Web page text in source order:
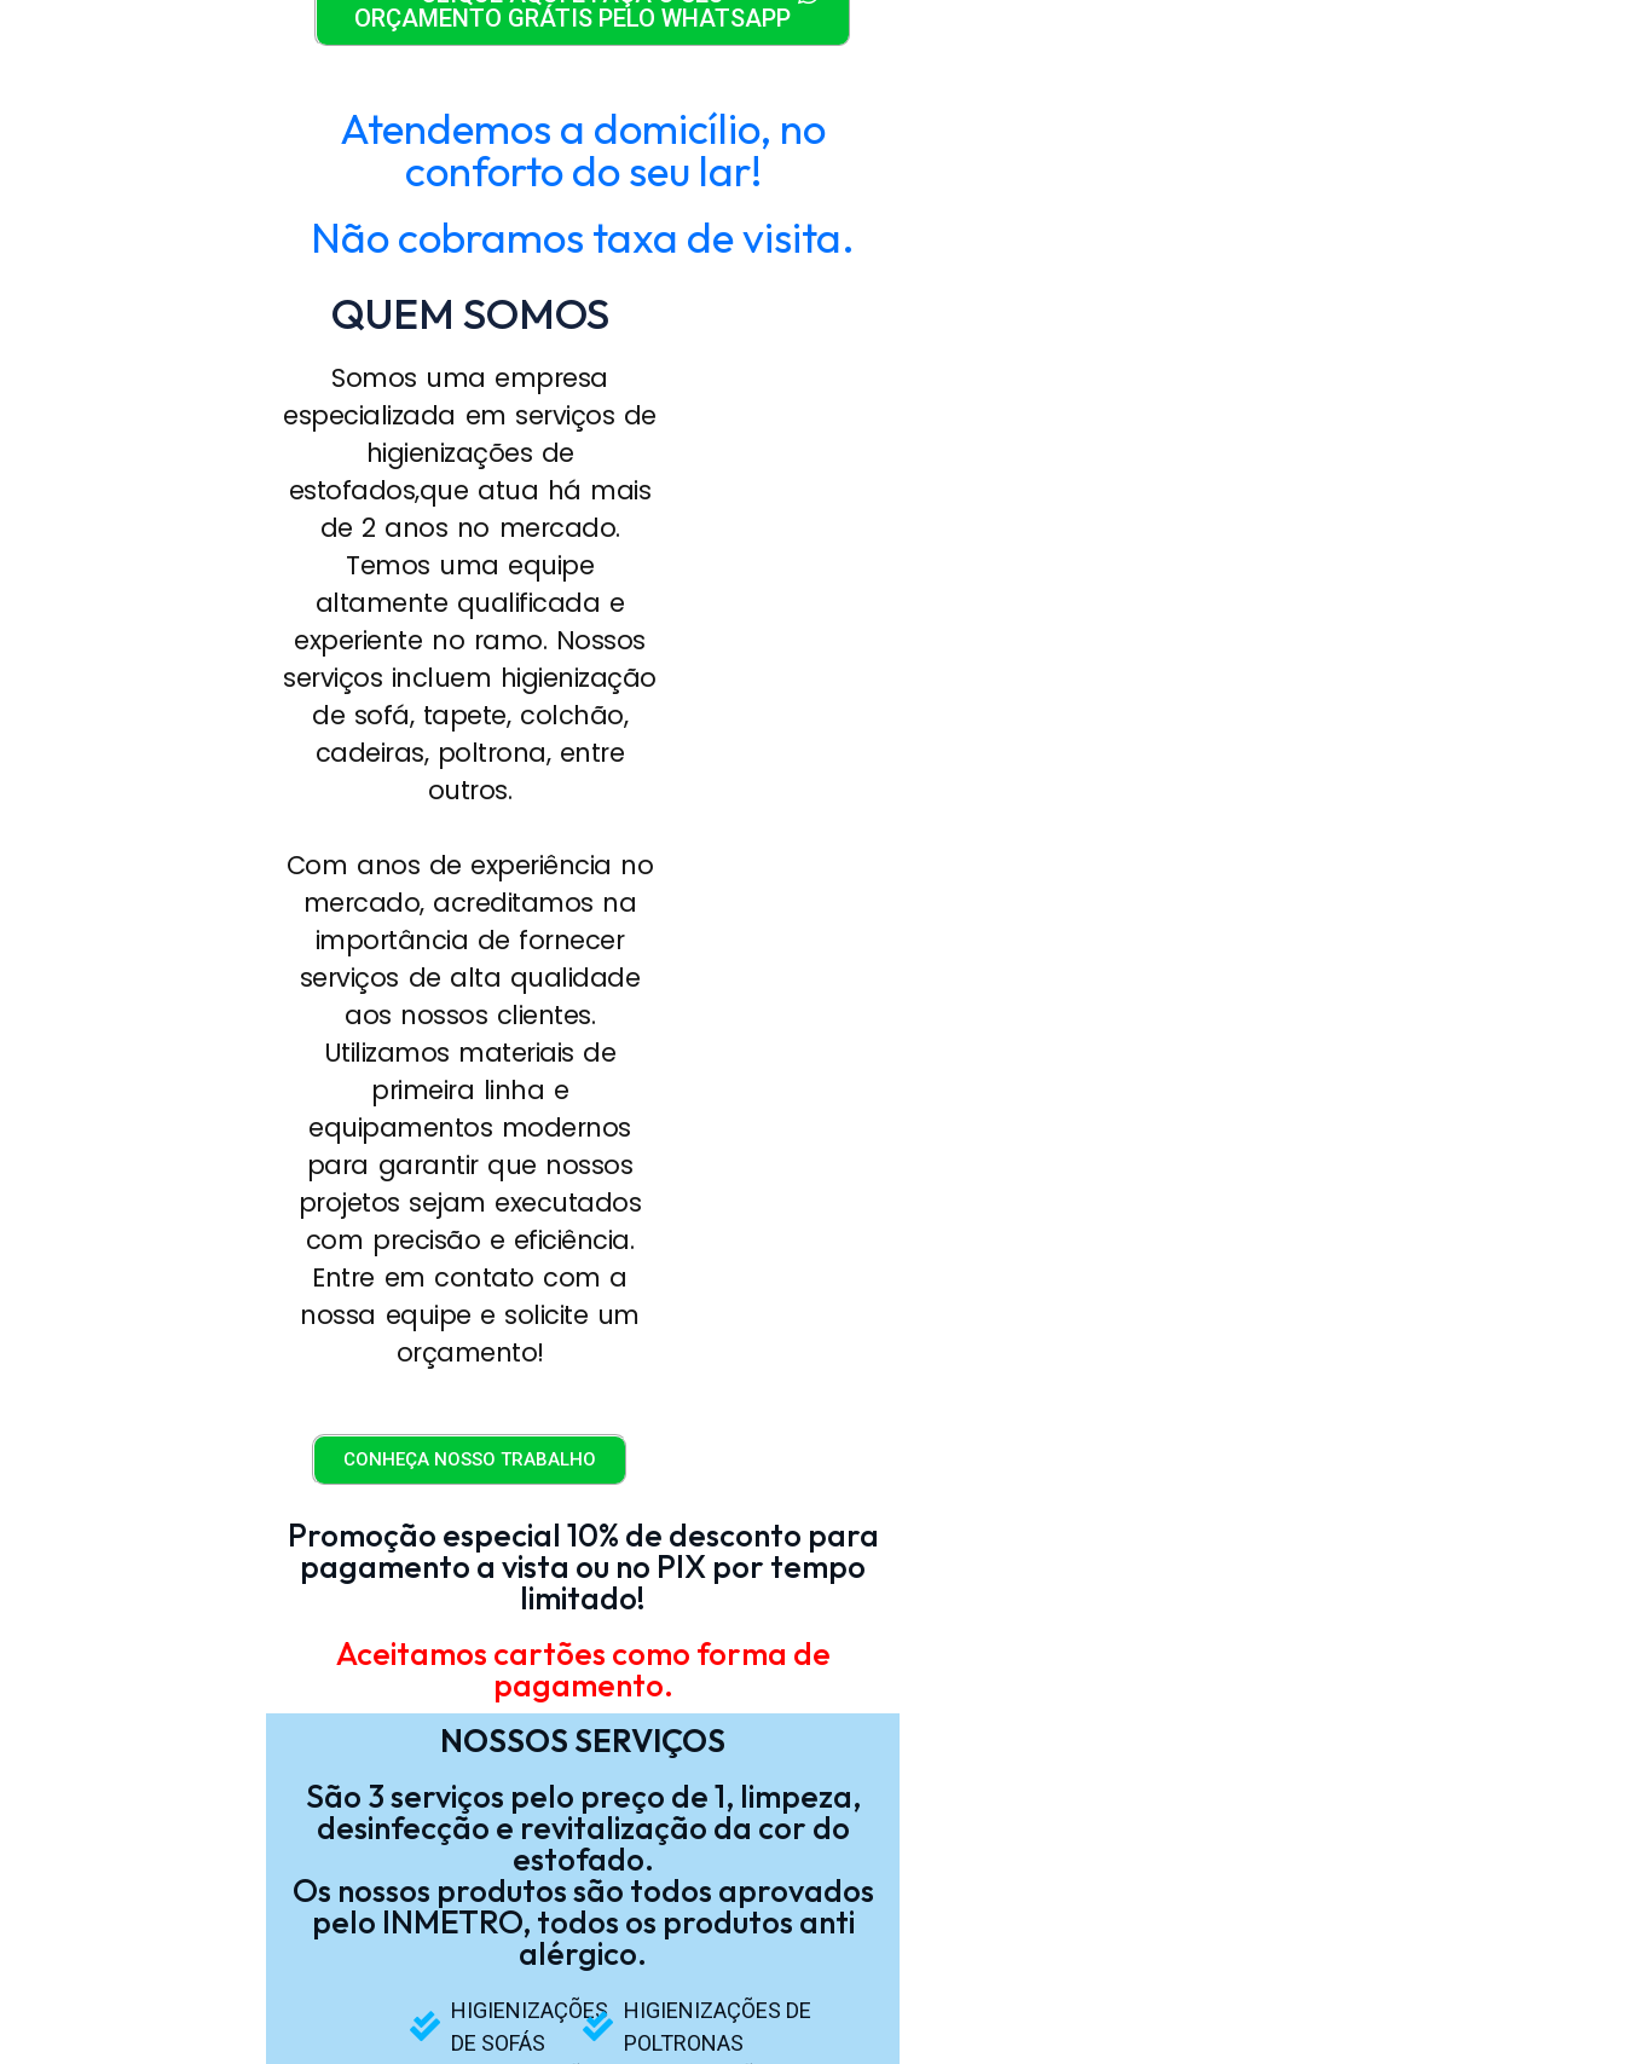
ORÇAMENTO GRÁTIS PELO WHATSAPP
Atendemos a domicílio, no
conforto do seu lar!
Não cobramos taxa de visita.
QUEM SOMOS
Somos uma empresa
especializada em serviços de
higienizações de
estofados,que atua há mais
de 2 anos no mercado.
Temos uma equipe
altamente qualificada e
experiente no ramo. Nossos
serviços incluem higienização
de sofá, tapete, colchão,
cadeiras, poltrona, entre
outros.
Com anos de experiência no
mercado, acreditamos na
importância de fornecer
serviços de alta qualidade
aos nossos clientes.
Utilizamos materiais de
primeira linha e
equipamentos modernos
para garantir que nossos
projetos sejam executados
com precisão e eficiência.
Entre em contato com a
nossa equipe e solicite um
orçamento!
CONHEÇA NOSSO TRABALHO
Promoção especial 10% de desconto para
pagamento a vista ou no PIX por tempo
limitado!
Aceitamos cartões como forma de
pagamento.
NOSSOS SERVIÇOS
São 3 serviços pelo preço de 1, limpeza,
desinfecção e revitalização da cor do
estofado.
Os nossos produtos são todos aprovados
pelo INMETRO, todos os produtos anti
alérgico.
HIGIENIZAÇÕES
DE SOFÁS
HIGIENIZAÇÕES DE
POLTRONAS